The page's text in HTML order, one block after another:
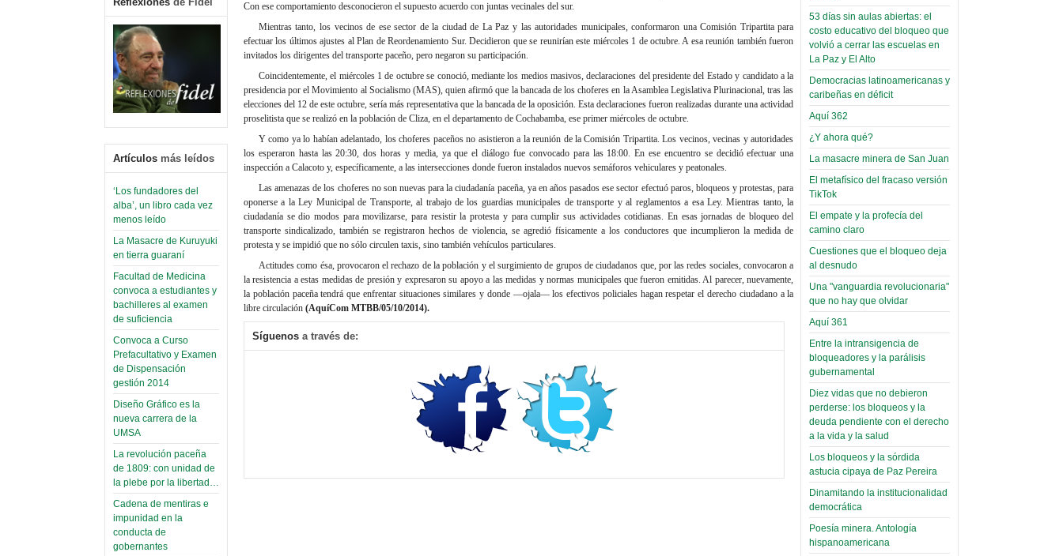
Artículos más leídos
‘Los fundadores del
alba’, un libro cada vez
menos leído
La Masacre de Kuruyuki
en tierra guaraní
Facultad de Medicina
convoca a estudiantes y
bachilleres al examen
de suficiencia
Convoca a Curso
Prefacultativo y Examen
de Dispensación
gestión 2014
Diseño Gráfico es la
nueva carrera de la
UMSA
La revolución paceña
de 1809: con unidad de
la plebe por la libertad…
Cadena de mentiras e
impunidad en la
conducta de
gobernantes
Con ese comportamiento desconocieron el supuesto acuerdo con juntas vecinales del sur.
Mientras tanto, los vecinos de ese sector de la ciudad de La Paz y las autoridades municipales, conformaron una Comisión Tripartita para
efectuar los últimos ajustes al Plan de Reordenamiento Sur. Decidieron que se reunirían este miércoles 1 de octubre. A esa reunión también fueron
invitados los dirigentes del transporte paceño, pero negaron su participación.
Coincidentemente, el miércoles 1 de octubre se conoció, mediante los medios masivos, declaraciones del presidente del Estado y candidato a la
presidencia por el Movimiento al Socialismo (MAS), quien afirmó que la bancada de los choferes en la Asamblea Legislativa Plurinacional, tras las
elecciones del 12 de este octubre, sería más representativa que la bancada de la oposición. Esta declaraciones fueron realizadas durante una actividad
proselitista que se realizó en la población de Cliza, en el departamento de Cochabamba, ese primer miércoles de octubre.
Y como ya lo habían adelantado, los choferes paceños no asistieron a la reunión de la Comisión Tripartita. Los vecinos, vecinas y autoridades
los esperaron hasta las 20:30, dos horas y media, ya que el diálogo fue convocado para las 18:00. En ese encuentro se decidió efectuar una
inspección a Calacoto y, específicamente, a las intersecciones donde fueron instalados nuevos semáforos vehiculares y peatonales.
Las amenazas de los choferes no son nuevas para la ciudadanía paceña, ya en años pasados ese sector efectuó paros, bloqueos y protestas, para
oponerse a la Ley Municipal de Transporte, al trabajo de los guardias municipales de transporte y al reglamentos a esa Ley. Mientras tanto, la
ciudadanía se dio modos para movilizarse, para resistir la protesta y para cumplir sus actividades cotidianas. En esas jornadas de bloqueo del
transporte sindicalizado, también se registraron hechos de violencia, se agredió físicamente a los conductores que incumplieron la medida de
protesta y se impidió que no sólo circulen taxis, sino también vehículos particulares.
Actitudes como ésa, provocaron el rechazo de la población y el surgimiento de grupos de ciudadanos que, por las redes sociales, convocaron a
la resistencia a estas medidas de presión y expresaron su apoyo a las medidas y normas municipales que fueron emitidas. Al parecer, nuevamente,
la población paceña tendrá que enfrentar situaciones similares y donde —ojala— los efectivos policiales hagan respetar el derecho ciudadano a la
libre circulación (AquíCom MTBB/05/10/2014).
Síguenos a través de:
Viernes, 14 Octubre 2022
Leer Más...
Docentes y estudiantes de
Trabajo Social de la UMSA
elegirán directora
Viernes, 14 Octubre 2022
Leer Más...
“Tuna Femenina San Andrés”
toca y canta con coraje
Miércoles, 14 Septiembre 2022
Leer Más...
Posesionan a dirigentes de
Asociación de Docentes
Domingo, 14 Agosto 2022
Leer Más...
más de 24 horas
después rectifica
parcialmente
El Infamatorio
Miércoles, 09 Diciembre 2020
Read more...
Interpretación
de un álbum de
narco-fotos
(Miscelánea
Palaciega 8)
El Infamatorio
Miércoles, 19 Junio 2019
Read more...
Cosmética
descolonizadora
(Miscelánea
palaciega 7)
El Infamatorio
Lunes, 27 Mayo 2019
Read more...
Creacionismo,
filtraciones e
inicio de la
campaña del
MAS
(Miscelánea
palaciega 6)
El Infamatorio
53 días sin aulas abiertas: el
costo educativo del bloqueo que
volvió a cerrar las escuelas en
La Paz y El Alto
Democracias latinoamericanas y
caribeñas en déficit
Aquí 362
¿Y ahora qué?
La masacre minera de San Juan
El metafísico del fracaso versión
TikTok
El empate y la profecía del
camino claro
Cuestiones que el bloqueo deja
al desnudo
Una "vanguardia revolucionaria"
que no hay que olvidar
Aquí 361
Entre la intransigencia de
bloqueadores y la parálisis
gubernamental
Diez vidas que no debieron
perderse: los bloqueos y la
deuda pendiente con el derecho
a la vida y la salud
Los bloqueos y la sórdida
astucia cipaya de Paz Pereira
Dinamitando la institucionalidad
democrática
Poesía minera. Antología
hispanoamericana